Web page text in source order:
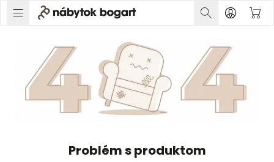
Problém s produktom